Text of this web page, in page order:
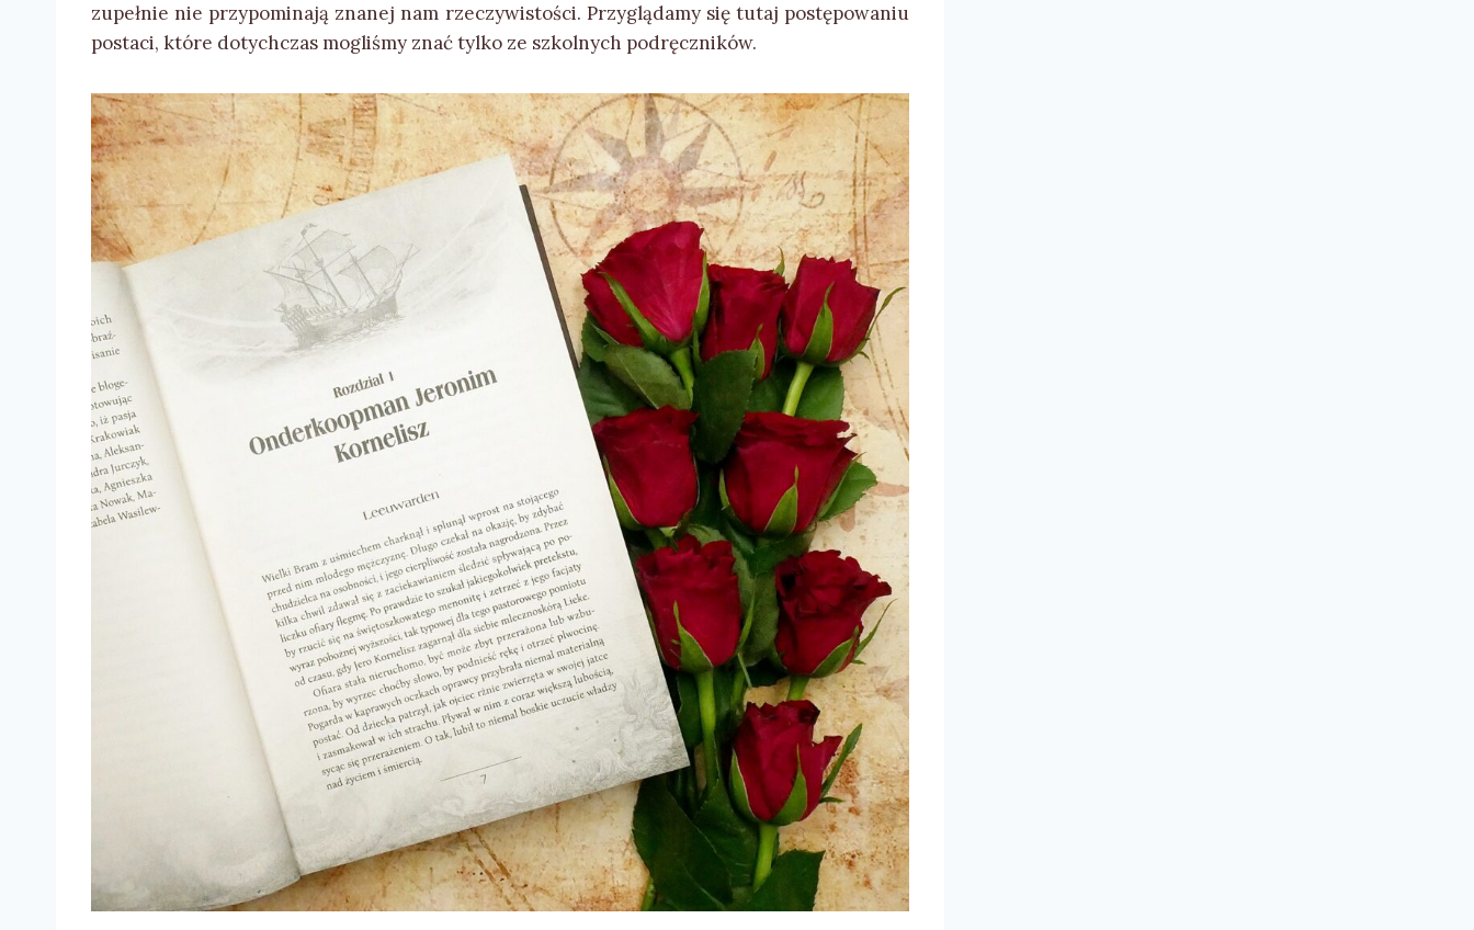
zupełnie nie przypominają znanej nam rzeczywistości. Przyglądamy się tutaj postępowaniu
postaci, które dotychczas mogliśmy znać tylko ze szkolnych podręczników.